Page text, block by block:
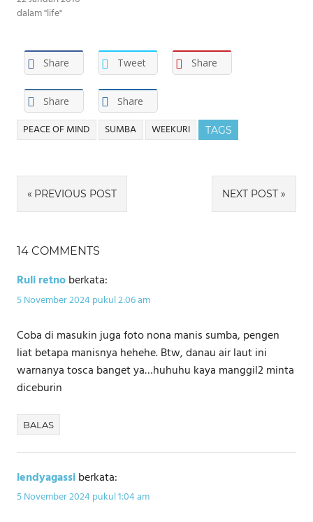
dalam "life"
Share Tweet Share
Share Share
TAGS
PEACE OF MIND SUMBA WEEKURI
Navigasi
pos
PREVIOUS POST NEXT POST
14 COMMENTS
Ruli retnoberkata:
5 November 2024 pukul 2:06 am
Coba di masukin juga foto nona manis sumba, pengen
liat betapa manisnya hehehe. Btw, danau air laut ini
warnanya tosca banget ya…huhuhu kaya manggil2 minta
diceburin
BALAS
lendyagassiberkata:
5 November 2024 pukul 1:04 am